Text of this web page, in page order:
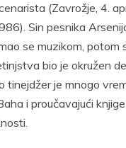
(Zavrožje, 4.
Sin pesnika
se muzikom, potom
bio je okružen
tinejdžer je mnogo
i proučavajući